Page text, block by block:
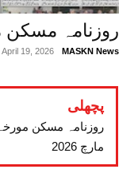
روزنامہ مسکن مورخہ 20
MASKN News
April 19, 2026
پچھلی
مارچ 2026